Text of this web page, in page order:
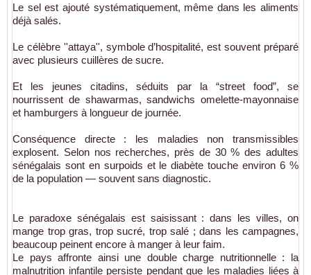
Le sel est ajouté systématiquement, même dans les aliments
déjà salés.
Le célèbre ''attaya'', symbole d’hospitalité, est souvent préparé
avec plusieurs cuillères de sucre.
Et les jeunes citadins, séduits par la “street food”, se
nourrissent de shawarmas, sandwichs omelette-mayonnaise
et hamburgers à longueur de journée.
Conséquence directe : les maladies non transmissibles
explosent. Selon nos recherches, près de 30 % des adultes
sénégalais sont en surpoids et le diabète touche environ 6 %
de la population — souvent sans diagnostic.
Le paradoxe sénégalais est saisissant : dans les villes, on
mange trop gras, trop sucré, trop salé ; dans les campagnes,
beaucoup peinent encore à manger à leur faim.
Le pays affronte ainsi une double charge nutritionnelle : la
malnutrition infantile persiste pendant que les maladies liées à